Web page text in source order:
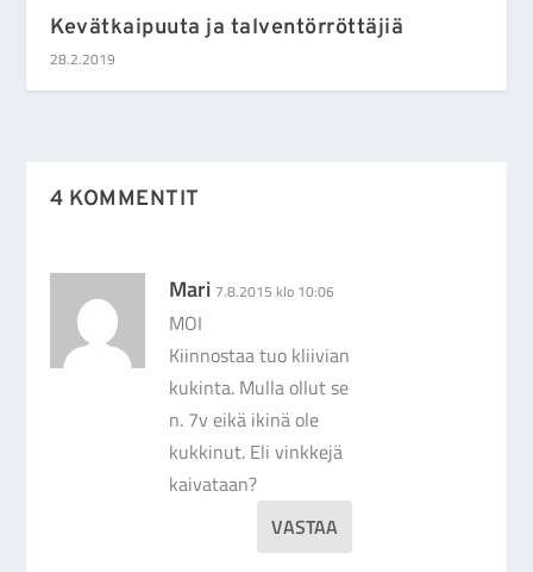
Kevätkaipuuta ja talventörröttäjiä
28.2.2019
4 KOMMENTIT
Mari 7.8.2015 klo 10:06
MOI
Kiinnostaa tuo kliivian
kukinta. Mulla ollut se
n. 7v eikä ikinä ole
kukkinut. Eli vinkkejä
kaivataan?
VASTAA